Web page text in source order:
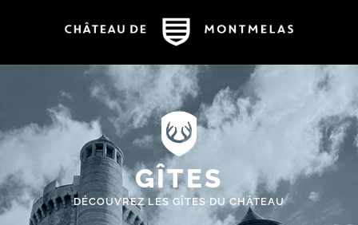
GÎTES
DÉCOUVREZ LES GÎTES DU CHÂTEAU